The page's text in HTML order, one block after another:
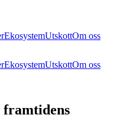
EkosystemUtskottOm oss
EkosystemUtskottOm oss
framtidens